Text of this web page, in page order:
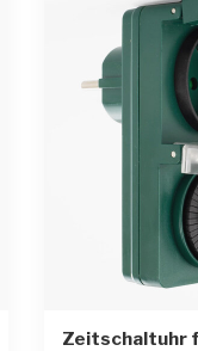
Zeitschaltuhr